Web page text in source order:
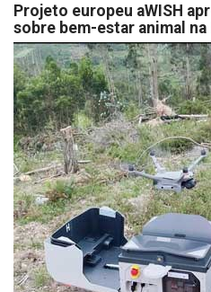
Projeto europeu aWISH
sobre bem-estar animal na